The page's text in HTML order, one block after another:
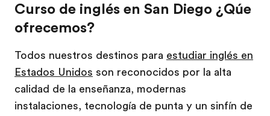
Curso de inglés en San Diego ¿Qúe
ofrecemos?
Todos nuestros destinos para estudiar inglés en
Estados Unidos son reconocidos por la alta
calidad de la enseñanza, modernas
instalaciones, tecnología de punta y un sinfín de